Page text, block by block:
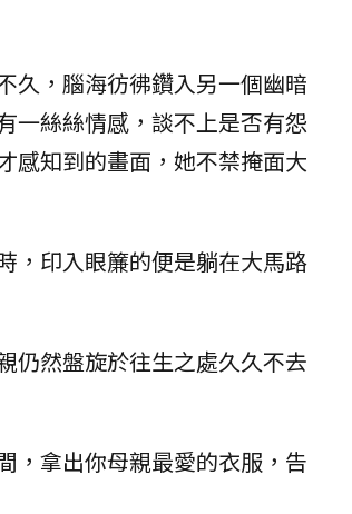
久，腦海彷彿鑽入另一個幽暗
一絲絲情感，談不上是否有怨
感知到的畫面，她不禁掩面大
，印入眼簾的便是躺在大馬路
仍然盤旋於往生之處久久不去
，拿出你母親最愛的衣服，告